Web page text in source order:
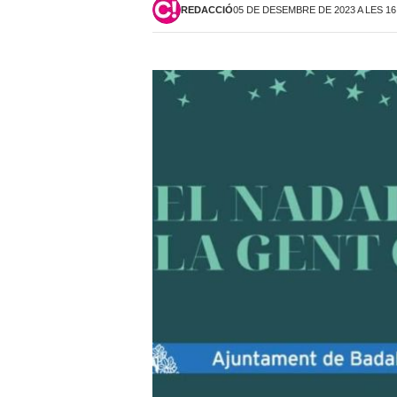
REDACCIÓ05 DE DESEMBRE DE 2023 A LES